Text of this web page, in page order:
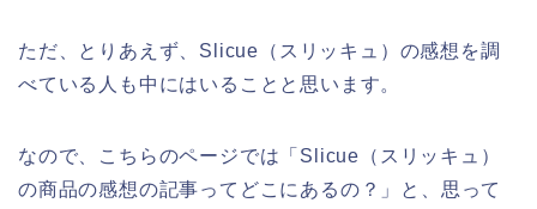
ただ、とりあえず、Slicue（スリッキュ）の感想を調
べている人も中にはいることと思います。
なので、こちらのページでは「Slicue（スリッキュ）
の商品の感想の記事ってどこにあるの？」と、思って